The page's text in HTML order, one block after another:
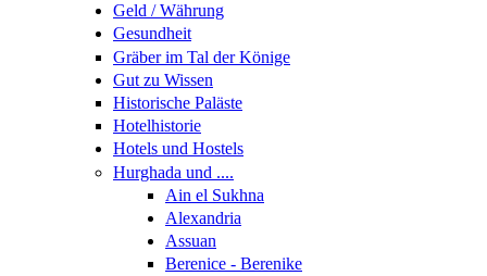
Geld / Währung
Gesundheit
Gräber im Tal der Könige
Gut zu Wissen
Historische Paläste
Hotelhistorie
Hotels und Hostels
Hurghada und ....
Ain el Sukhna
Alexandria
Assuan
Berenice - Berenike